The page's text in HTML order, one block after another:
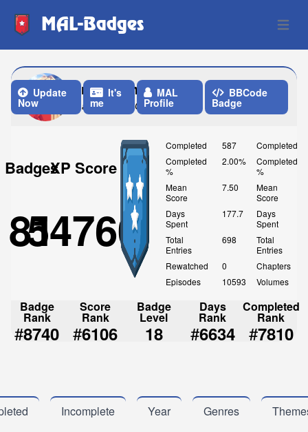
MAL-Badges Open
triskelion91
Last Update: One Week ago
Update
Now
It's
me
MAL
Profile
BBCode
Badge
Badges
81
XP Score
54760
Completed
587
Completed
%
2.00%
Mean
Score
7.50
Days
Spent
177.7
Total
Entries
698
Rewatched
0
Episodes
10593
Completed
Completed
%
Mean
Score
Days
Spent
Total
Entries
Chapters
Volumes
Badge
Rank
#8740
Score
Rank
#6106
Badge
Level
18
Days
Rank
#6634
Completed
Rank
#7810
Incomplete Year Genres